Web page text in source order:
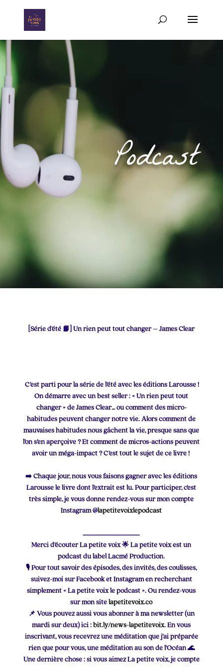
Podcast
[Série d’été 📙] Un rien peut tout changer – James Clear
C’est parti pour la série de l’été avec les éditions Larousse !
On démarre avec un best seller : « Un rien peut tout
changer » de James Clear… ou comment des micro-
habitudes peuvent changer notre vie. Alors comment de
mauvaises habitudes nous gâchent la vie, presque sans que
l’on s’en aperçoive ? Et comment de micros-actions peuvent
avoir un méga-impact ? C’est tout le sujet de ce livre !
➡️ Chaque jour, nous vous faisons gagner avec les éditions
Larousse le livre dont l’extrait est lu. Pour participer, c’est
très simple, je vous donne rendez-vous sur mon compte
Instagram @lapetitevoixlepodcast
………………………………………….
Merci d’écouter La petite voix 🌟 La petite voix est un
podcast du label Lacmé Production.
🎙 Pour tout savoir des épisodes, des invités, des coulisses,
suivez-moi sur Facebook et Instagram en recherchant
simplement « La petite voix le podcast ». Ou rendez-vous
sur mon site lapetitevoix.co
📌 Vous pouvez aussi vous abonner à ma newsletter (un
mardi sur deux) ici : bit.ly/news-lapetitevoix. En vous
inscrivant, vous recevrez une méditation que j’ai préparée
rien que pour vous, une méditation au son de l’Océan 🌊
Une dernière chose : si vous aimez La petite voix, je compte